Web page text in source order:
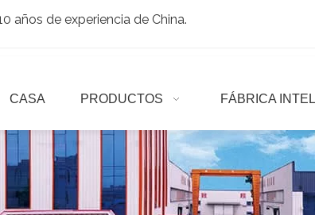
años de experiencia de China.
CASA PRODUCTOS FÁBRICA